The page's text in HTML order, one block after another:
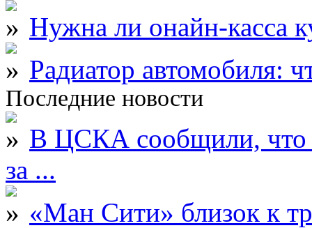
Нужна ли онайн-касса
Радиатор автомобиля:
Последние новости
В ЦСКА сообщили, что
за ...
«Ман Сити» близок к